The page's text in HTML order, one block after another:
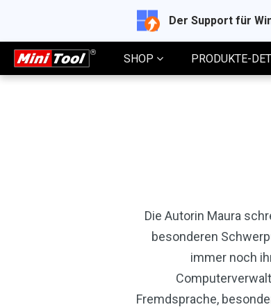
Der Support für
SHOP PRODUKTE-
Die Autorin Maura
besonderen
immer noch
Fremdsprache,